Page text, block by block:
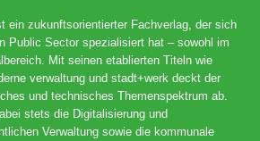
ein zukunftsorientierter Fachverlag, der sich
Public Sector spezialisiert hat – sowohl im
Mit seinen etablierten Titeln wie
verwaltung und stadt+werk deckt der
und technisches Themenspektrum ab.
stets die Digitalisierung und
Verwaltung sowie die kommunale